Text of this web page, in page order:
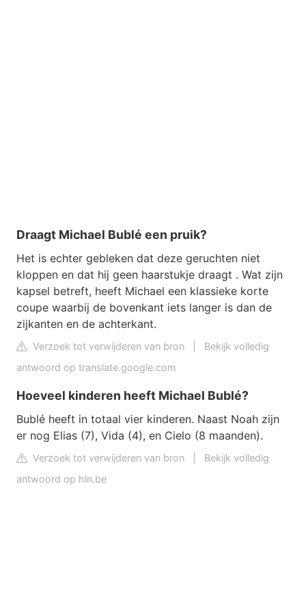
Draagt ​​Michael Bublé een pruik?
Het is echter gebleken dat deze geruchten niet
kloppen en dat hij geen haarstukje draagt . Wat zijn
kapsel betreft, heeft Michael een klassieke korte
coupe waarbij de bovenkant iets langer is dan de
zijkanten en de achterkant.
Verzoek tot verwijderen van bron
Bekijk volledig
antwoord op translate.google.com
Hoeveel kinderen heeft Michael Bublé?
Bublé heeft in totaal vier kinderen. Naast Noah zijn
er nog Elias (7), Vida (4), en Cielo (8 maanden).
Verzoek tot verwijderen van bron
Bekijk volledig
antwoord op hln.be